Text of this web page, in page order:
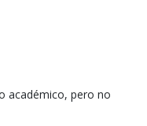
académico, pero no